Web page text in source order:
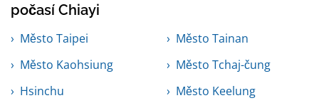
počasí Chiayi
Město Taipei
Město Tainan
Město Kaohsiung
Město Tchaj-čung
Hsinchu
Město Keelung